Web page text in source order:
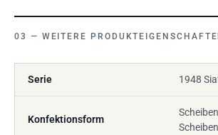
WEITERE
Serie 1948
Konfektionsform
Scheiben